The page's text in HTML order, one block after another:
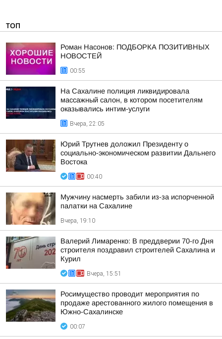
ТОП
Роман Насонов: ПОДБОРКА ПОЗИТИВНЫХ
НОВОСТЕЙ
00:55
На Сахалине полиция ликвидировала
массажный салон, в котором посетителям
оказывались интим-услуги
Вчера, 22:05
Юрий Трутнев доложил Президенту о
социально-экономическом развитии Дальнего
Востока
00:40
Мужчину насмерть забили из-за испорченной
палатки на Сахалине
Вчера, 19:10
Валерий Лимаренко: В преддверии 70-го Дня
строителя поздравил строителей Сахалина и
Курил
Вчера, 15:51
Росимущество проводит мероприятия по
продаже арестованного жилого помещения в
Южно-Сахалинске
00:07